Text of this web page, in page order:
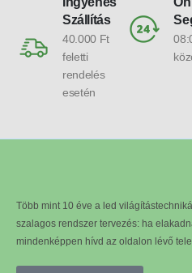
Szállítás
40.000 Ft
feletti
rendelés
esetén
Több mint 10 éve a led
szalagos rendszer tervezés: ha
mindenképpen hívd az oldalon lévő